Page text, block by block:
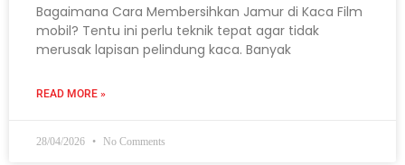
Bagaimana Cara Membersihkan Jamur di Kaca Film
mobil? Tentu ini perlu teknik tepat agar tidak
merusak lapisan pelindung kaca. Banyak
READ MORE »
28/04/2026 No Comments